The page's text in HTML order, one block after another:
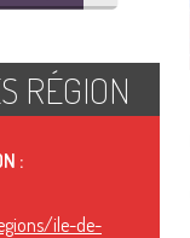
RÉGION
:
ile-de-